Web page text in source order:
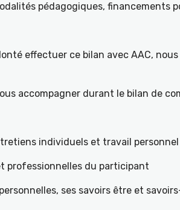
pédagogiques, financements
effectuer ce bilan avec AAC,
accompagner durant le bilan de
individuels et travail personnel
professionnelles du participant
ses savoirs être et